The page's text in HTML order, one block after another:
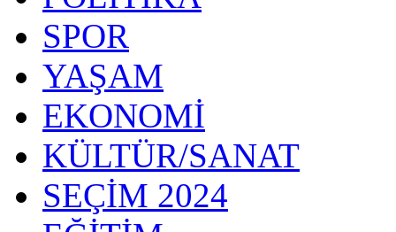
SPOR
YAŞAM
EKONOMİ
KÜLTÜR/SANAT
SEÇİM 2024